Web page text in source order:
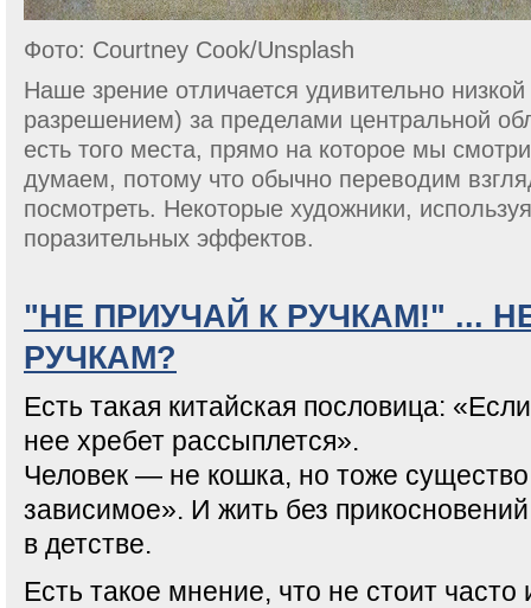
Фото: Сourtney Сook/Unsplash
Наше зрение отличается удивительно
разрешением) за пределами центральной
есть того места, прямо на которое мы
думаем, потому что обычно переводим
посмотреть. Некоторые художники,
поразительных эффектов.
"НЕ ПРИУЧАЙ К РУЧКАМ!" ...
РУЧКАМ?
Есть такая китайская пословица:
нее хребет рассыплется».
Человек — не кошка, но тоже существо
зависимое». И жить без
в детстве.
Есть такое мнение, что не стоит часто